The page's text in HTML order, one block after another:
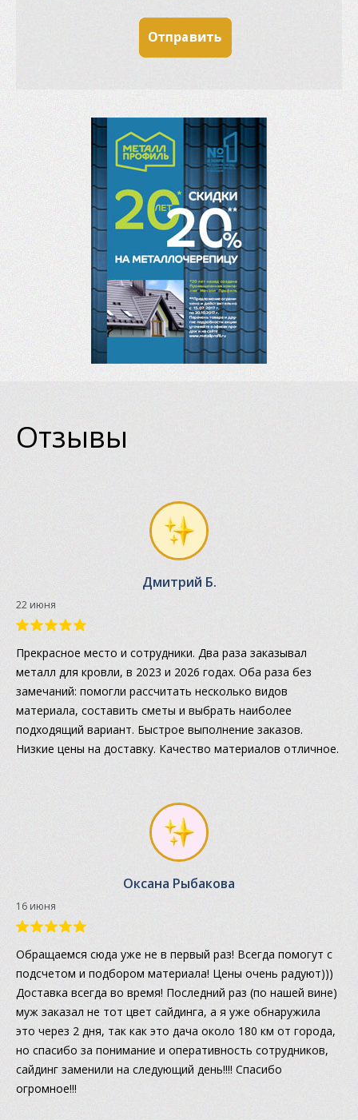
Отзывы
Дмитрий Б.
22 июня
Прекрасное место и сотрудники. Два раза заказывал
металл для кровли, в 2023 и 2026 годах. Оба раза без
замечаний: помогли рассчитать несколько видов
материала, составить сметы и выбрать наиболее
подходящий вариант. Быстрое выполнение заказов.
Низкие цены на доставку. Качество материалов отличное.
Оксана Рыбакова
16 июня
Обращаемся сюда уже не в первый раз! Всегда помогут с
подсчетом и подбором материала! Цены очень радуют)))
Доставка всегда во время! Последний раз (по нашей вине)
муж заказал не тот цвет сайдинга, а я уже обнаружила
это через 2 дня, так как это дача около 180 км от города,
но спасибо за понимание и оперативность сотрудников,
сайдинг заменили на следующий день!!!! Спасибо
огромное!!!